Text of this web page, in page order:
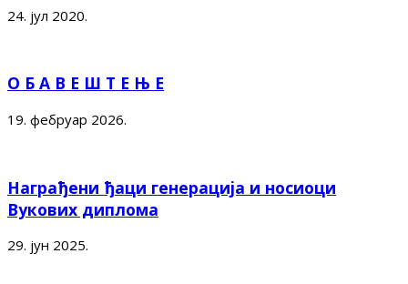
24. јул 2020.
О Б А В Е Ш Т Е Њ Е
19. фебруар 2026.
Награђени ђаци генерација и носиоци
Вукових диплома
29. јун 2025.